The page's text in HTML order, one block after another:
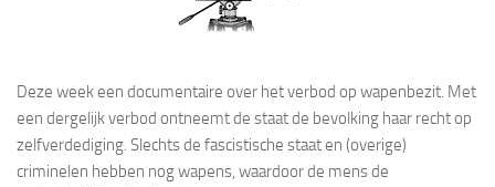
Deze week een documentaire over het verbod op wapenbezit. Met
een dergelijk verbod ontneemt de staat de bevolking haar recht op
zelfverdediging. Slechts de fascistische staat en (overige)
criminelen hebben nog wapens, waardoor de mens de